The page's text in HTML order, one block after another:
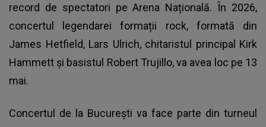
record de spectatori pe Arena Națională. În 2026,
concertul legendarei formații rock, formată din
James Hetfield, Lars Ulrich, chitaristul principal Kirk
Hammett și basistul Robert Trujillo, va avea loc pe 13
mai.
Concertul de la București va face parte din turneul